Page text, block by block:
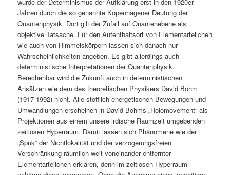
Jahren durch die so genannte Kopenhagener Deutung der
Quantenphysik. Dort gilt der Zufall auf Quantenebene als
objektive Tatsache. Für den Aufenthaltsort von Elementarteilchen
wie auch von Himmelskörpern lassen sich danach nur
Wahrscheinlichkeiten angeben. Es gibt allerdings auch
deterministische Interpretationen der Quantenphysik.
Berechenbar wird die Zukunft auch in deterministischen
Ansätzen wie dem des theoretischen Physikers David Bohm
(1917-1992) nicht. Alle stofflich-energetischen Bewegungen und
Umwandlungen erscheinen in David Bohms „Holomovement“ als
Projektionen aus einem unsere irdische Raumzeit umgebenden
zeitlosen Hyperraum. Damit lassen sich Phänomene wie der
„Spuk“ der Nichtlokalität und der verzögerungsfreien
Verschränkung räumlich weit voneinander entfernter
Elementarteilchen erklären, denn im zeitlosen Hyperraum